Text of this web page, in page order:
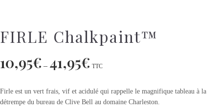
FIRLE Chalkpaint™
10,95€ – 41,95€ TTC
Firle est un vert frais, vif et acidulé qui rappelle le magnifique tableau à la
détrempe du bureau de Clive Bell au domaine Charleston.